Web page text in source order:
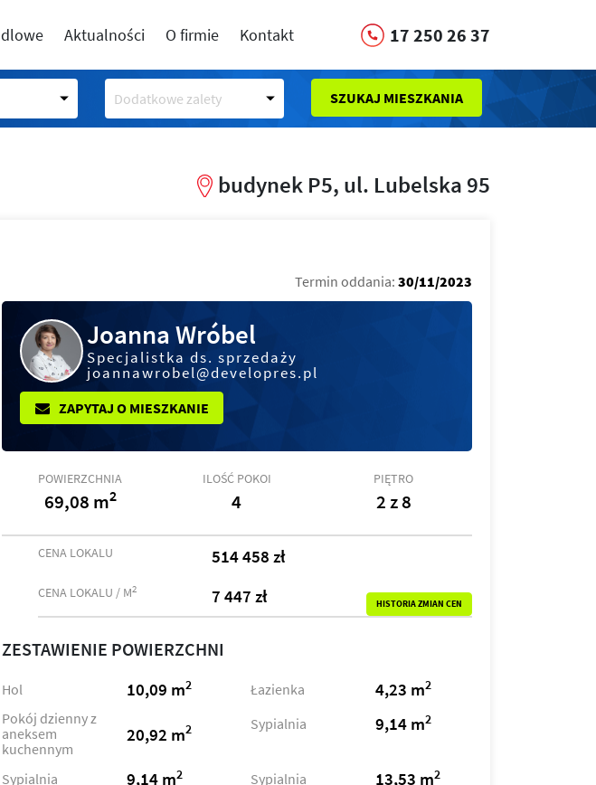
Aktualności O firmie Kontakt 17 250 26 37
Dodatkowe zalety SZUKAJ MIESZKANIA
budynek P5, ul. Lubelska 95
Termin oddania: 30/11/2023
Joanna Wróbel
Specjalistka ds. sprzedaży
joannawrobel@developres.pl
ZAPYTAJ O MIESZKANIE
POWIERZCHNIA
69,08 m2
ILOŚĆ POKOI
4
PIĘTRO
2 z 8
CENA LOKALU 514 458 zł
CENA LOKALU / M2 7 447 zł HISTORIA ZMIAN CEN
ZESTAWIENIE POWIERZCHNI
Hol 10,09 m2 Łazienka 4,23 m2
Pokój dzienny z
aneksem
kuchennym
20,92 m2 Sypialnia 9,14 m2
Sypialnia 9,14 m2 Sypialnia 13,53 m2